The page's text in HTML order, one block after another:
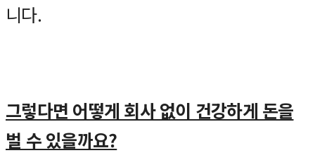
니다.
그렇다면 어떻게 회사 없이 건강하게 돈을
벌 수 있을까요?